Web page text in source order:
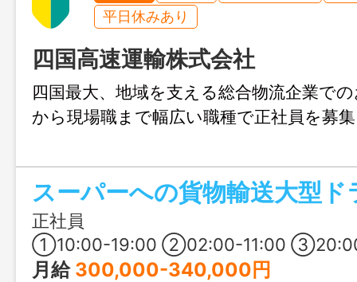
平日休みあり
四国高速運輸株式会社
四国最大、地域を支える総合物流企業で
から現場職まで幅広い職種で正社員を募
スーパーへの貨物輸送大型ド
正社員
①10:00-19:00 ②02:00-11:00 ③20:00-
月給 300,000-340,000円